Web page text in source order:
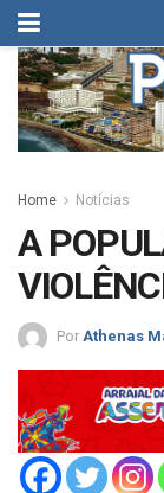
Home Notícias
A
Por Athenas